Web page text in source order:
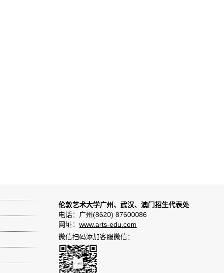
伦敦艺术大学广州、武汉、澳门招生代表处
电话：广州(8620) 87600086
网址：www.arts-edu.com
微信扫码添加客服微信：